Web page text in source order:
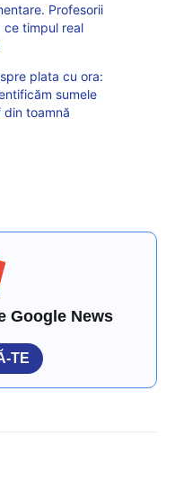
Profesorii
ce timpul real
plata cu ora:
sumele
toamnă
Google News
TE